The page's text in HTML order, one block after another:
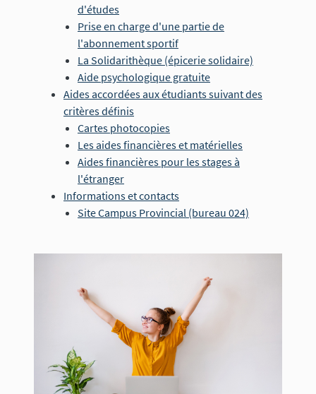
d'études
Prise en charge d'une partie de
l'abonnement sportif
La Solidarithèque (épicerie solidaire)
Aide psychologique gratuite
Aides accordées aux étudiants suivant des
critères définis
Cartes photocopies
Les aides financières et matérielles
Aides financières pour les stages à
l'étranger
Informations et contacts
Site Campus Provincial (bureau 024)